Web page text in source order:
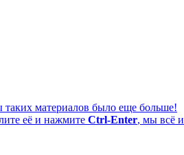
материалов было еще больше!
её и нажмите Ctrl-Enter, мы всё